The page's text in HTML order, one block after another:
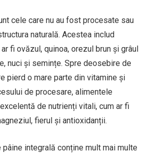
cele care nu au fost procesate sau
naturală. Acestea includ
fi ovăzul, quinoa, orezul brun și grâul
nuci și semințe. Spre deosebire de
pierd o mare parte din vitamine și
de procesare, alimentele
de nutrienți vitali, cum ar fi
fierul și antioxidanții.
integrală conține mult mai multe